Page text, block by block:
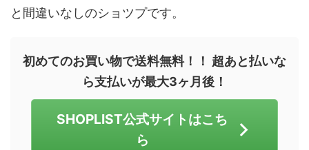
と間違いなしのショツプです。
初めてのお買い物で送料無料！！ 超あと払いな
ら支払いが最大3ヶ月後！
SHOPLIST公式サイトはこち
ら